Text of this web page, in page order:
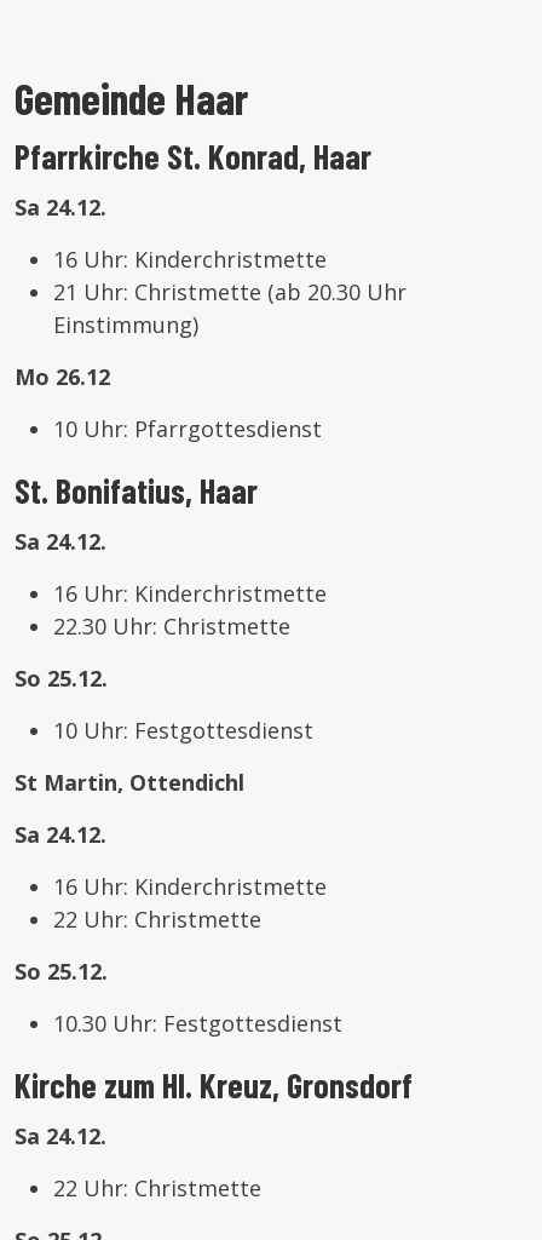
Gemeinde Haar
Pfarrkirche St. Konrad, Haar
Sa 24.12.
16 Uhr: Kinderchristmette
21 Uhr: Christmette (ab 20.30 Uhr
Einstimmung)
Mo 26.12
10 Uhr: Pfarrgottesdienst
St. Bonifatius, Haar
Sa 24.12.
16 Uhr: Kinderchristmette
22.30 Uhr: Christmette
So 25.12.
10 Uhr: Festgottesdienst
St Martin, Ottendichl
Sa 24.12.
16 Uhr: Kinderchristmette
22 Uhr: Christmette
So 25.12.
10.30 Uhr: Festgottesdienst
Kirche zum Hl. Kreuz, Gronsdorf
Sa 24.12.
22 Uhr: Christmette